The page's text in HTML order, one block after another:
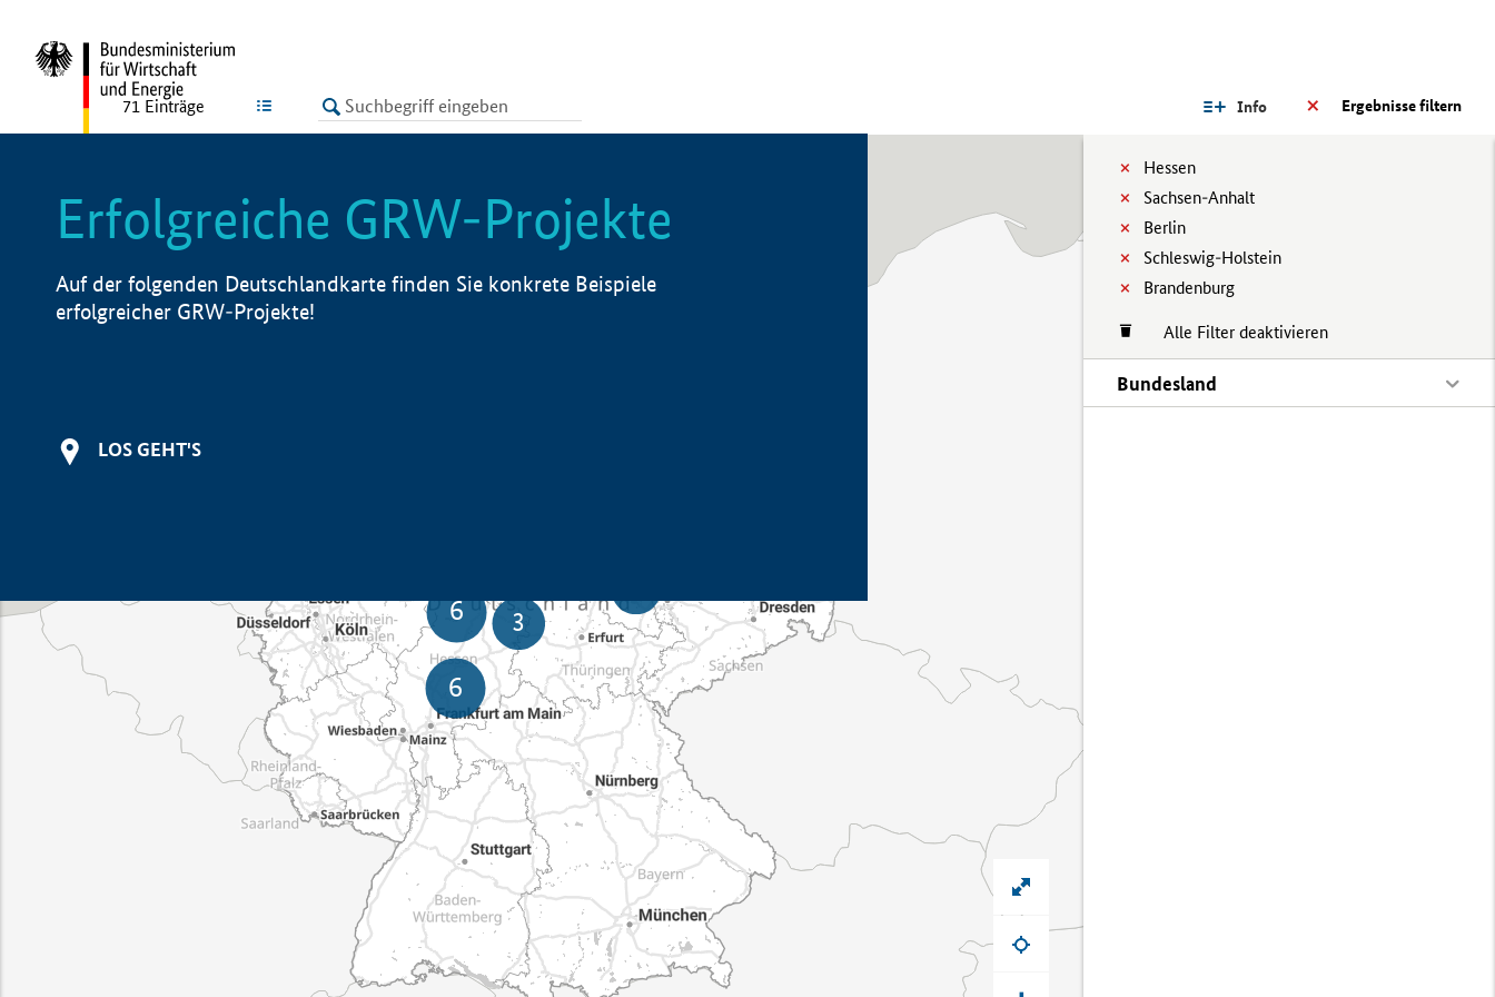
LISTE Ergebnisse filtern
Info
Hessen
Sachsen-Anhalt
Berlin
Schleswig-Holstein
Brandenburg
Alle Filter deaktivieren
Bundesland
71 Einträge
Erfolgreiche GRW-Projekte
Auf der folgenden Deutschlandkarte finden Sie konkrete Beispiele
erfolgreicher GRW-Projekte!
LOS GEHT'S